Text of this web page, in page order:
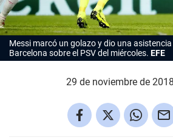
Messi marcó un golazo y dio una
Barcelona sobre el PSV del miércoles. EFE
29 de noviembre de